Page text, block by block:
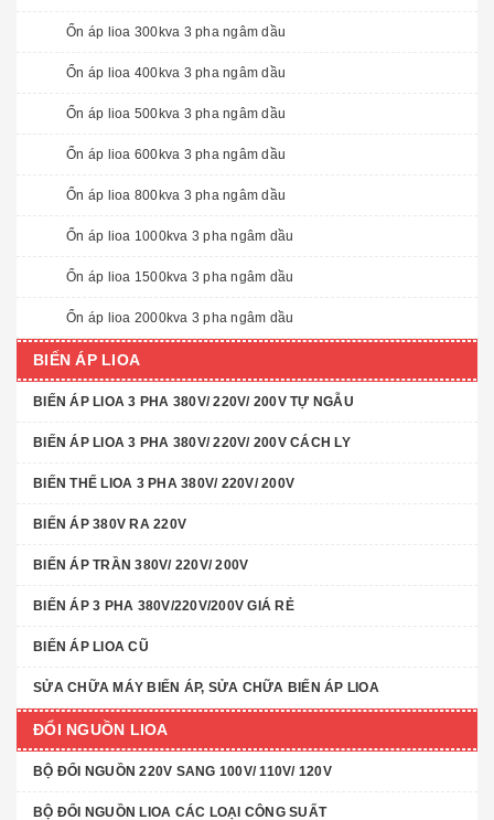
Ổn áp lioa 300kva 3 pha ngâm dầu
Ổn áp lioa 400kva 3 pha ngâm dầu
Ổn áp lioa 500kva 3 pha ngâm dầu
Ổn áp lioa 600kva 3 pha ngâm dầu
Ổn áp lioa 800kva 3 pha ngâm dầu
Ổn áp lioa 1000kva 3 pha ngâm dầu
Ổn áp lioa 1500kva 3 pha ngâm dầu
Ổn áp lioa 2000kva 3 pha ngâm dầu
BIẾN ÁP LIOA
BIẾN ÁP LIOA 3 PHA 380V/ 220V/ 200V TỰ NGẪU
BIẾN ÁP LIOA 3 PHA 380V/ 220V/ 200V CÁCH LY
BIẾN THẾ LIOA 3 PHA 380V/ 220V/ 200V
BIẾN ÁP 380V RA 220V
BIẾN ÁP TRẦN 380V/ 220V/ 200V
BIẾN ÁP 3 PHA 380V/220V/200V GIÁ RẺ
BIẾN ÁP LIOA CŨ
SỬA CHỮA MÁY BIẾN ÁP, SỬA CHỮA BIẾN ÁP LIOA
ĐỔI NGUỒN LIOA
BỘ ĐỔI NGUỒN 220V SANG 100V/ 110V/ 120V
BỘ ĐỔI NGUỒN LIOA CÁC LOẠI CÔNG SUẤT